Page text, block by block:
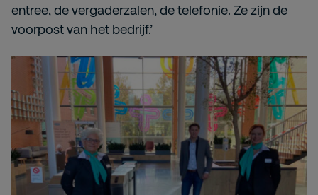
entree, de vergaderzalen, de telefonie. Ze zijn de
voorpost van het bedrijf.’